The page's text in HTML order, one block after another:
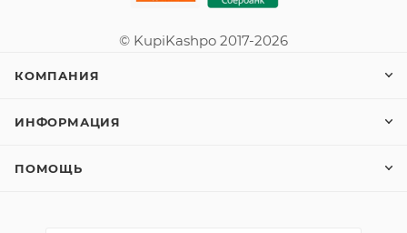
© KupiKashpo 2017-2026
КОМПАНИЯ
ИНФОРМАЦИЯ
ПОМОЩЬ